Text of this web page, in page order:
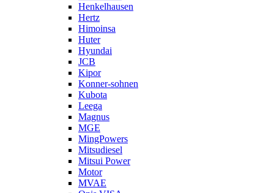
Henkelhausen
Hertz
Himoinsa
Huter
Hyundai
JCB
Kipor
Konner-sohnen
Kubota
Leega
Magnus
MGE
MingPowers
Mitsudiesel
Mitsui Power
Motor
MVAE